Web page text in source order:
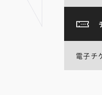
電子